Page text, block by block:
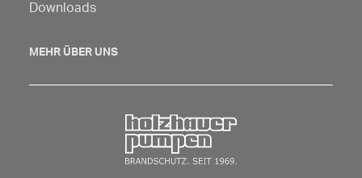
Downloads
MEHR ÜBER UNS
Zurück zur Startseite